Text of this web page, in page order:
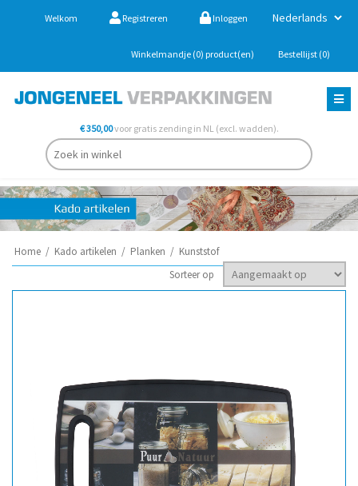
Welkom Registreren Inloggen
Winkelmandje (0) product(en) Bestellijst (0)
€ 350,00voor gratis zending in NL (excl. wadden).
Home / Kado artikelen / Planken / Kunststof
Sorteer op